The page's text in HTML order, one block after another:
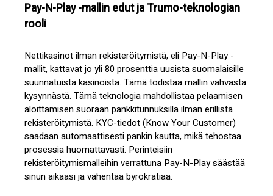
Pay-N-Play -mallin edut ja Trumo-teknologian
rooli
Nettikasinot ilman rekisteröitymistä, eli Pay-N-Play -
mallit, kattavat jo yli 80 prosenttia uusista suomalaisille
suunnatuista kasinoista. Tämä todistaa mallin vahvasta
kysynnästä. Tämä teknologia mahdollistaa pelaamisen
aloittamisen suoraan pankkitunnuksilla ilman erillistä
rekisteröitymistä. KYC-tiedot (Know Your Customer)
saadaan automaattisesti pankin kautta, mikä tehostaa
prosessia huomattavasti. Perinteisiin
rekisteröitymismalleihin verrattuna Pay-N-Play säästää
sinun aikaasi ja vähentää byrokratiaa.